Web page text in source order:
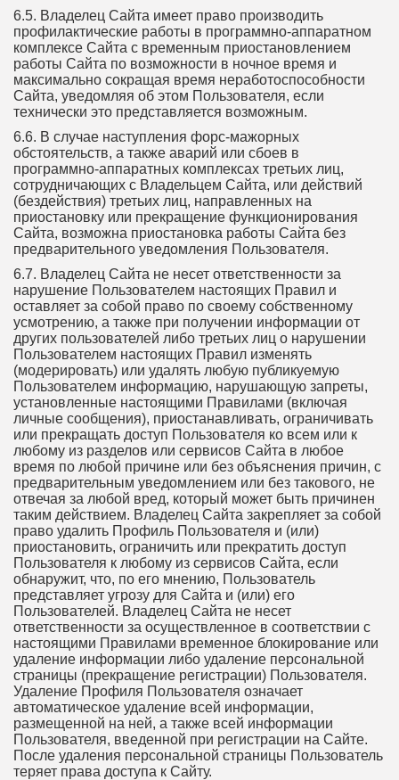
6.5. Владелец Сайта имеет право производить
профилактические работы в программно-аппаратном
комплексе Сайта с временным приостановлением
работы Сайта по возможности в ночное время и
максимально сокращая время неработоспособности
Сайта, уведомляя об этом Пользователя, если
технически это представляется возможным.
6.6. В случае наступления форс-мажорных
обстоятельств, а также аварий или сбоев в
программно-аппаратных комплексах третьих лиц,
сотрудничающих с Владельцем Сайта, или действий
(бездействия) третьих лиц, направленных на
приостановку или прекращение функционирования
Сайта, возможна приостановка работы Сайта без
предварительного уведомления Пользователя.
6.7. Владелец Сайта не несет ответственности за
нарушение Пользователем настоящих Правил и
оставляет за собой право по своему собственному
усмотрению, а также при получении информации от
других пользователей либо третьих лиц о нарушении
Пользователем настоящих Правил изменять
(модерировать) или удалять любую публикуемую
Пользователем информацию, нарушающую запреты,
установленные настоящими Правилами (включая
личные сообщения), приостанавливать, ограничивать
или прекращать доступ Пользователя ко всем или к
любому из разделов или сервисов Сайта в любое
время по любой причине или без объяснения причин, с
предварительным уведомлением или без такового, не
отвечая за любой вред, который может быть причинен
таким действием. Владелец Сайта закрепляет за собой
право удалить Профиль Пользователя и (или)
приостановить, ограничить или прекратить доступ
Пользователя к любому из сервисов Сайта, если
обнаружит, что, по его мнению, Пользователь
представляет угрозу для Сайта и (или) его
Пользователей. Владелец Сайта не несет
ответственности за осуществленное в соответствии с
настоящими Правилами временное блокирование или
удаление информации либо удаление персональной
страницы (прекращение регистрации) Пользователя.
Удаление Профиля Пользователя означает
автоматическое удаление всей информации,
размещенной на ней, а также всей информации
Пользователя, введенной при регистрации на Сайте.
После удаления персональной страницы Пользователь
теряет права доступа к Сайту.